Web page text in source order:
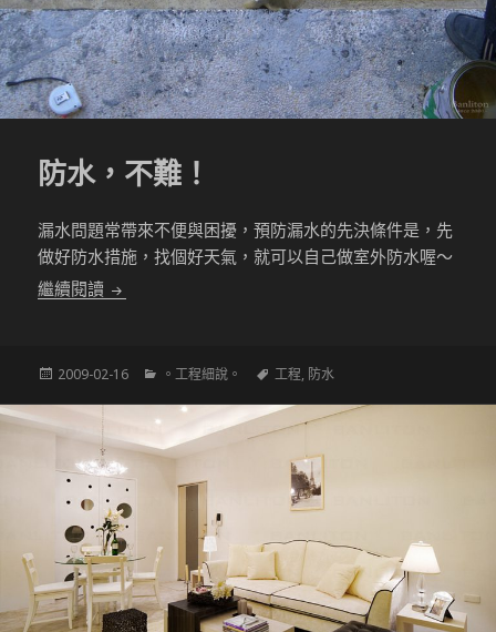
防水，不難！
漏水問題常帶來不便與困擾，預防漏水的先決條件是，先
做好防水措施，找個好天氣，就可以自己做室外防水喔～
繼續閱讀 防水，不難！
發
2009-02-16
分。工程細說。
標
工程, 防水